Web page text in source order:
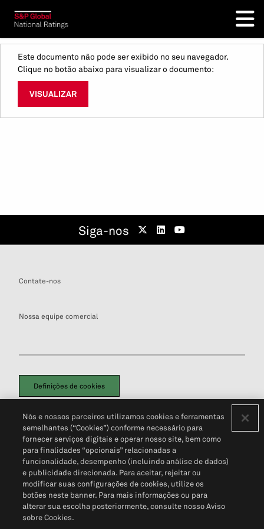
Este documento não pode ser exibido no seu navegador.
Clique no botão abaixo para visualizar o documento:
VISUALIZAR
Siga-nos
Contate-nos
Nossa equipe comercial
Definições de cookies
Política de PrivacidadePortal de privacidade do cliente (em inglês)
Não Venda Minhas Informações Pessoais© 2026 S&P Global
Nós e nossos parceiros utilizamos cookies e ferramentas
semelhantes (“Cookies”) conforme necessário para
fornecer serviços digitais e operar nosso site, bem como
para finalidades “opcionais” relacionadas a
funcionalidade, desempenho (incluindo análise de dados)
e publicidade direcionada. Para aceitar, rejeitar ou
modificar suas configurações de cookies, utilize os
botões neste banner. Para mais informações ou para
alterar sua escolha posteriormente, consulte nosso Aviso
sobre Cookies.